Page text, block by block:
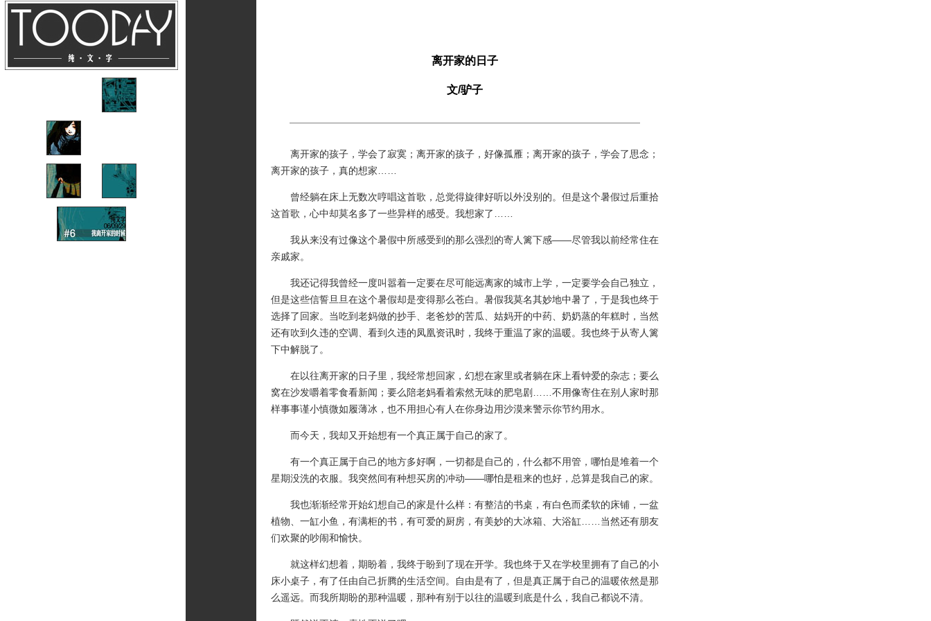
离开家的日子
文/驴子
离开家的孩子，学会了寂寞；离开家的孩子，好像孤雁；离开家的孩子，学会了思念；
离开家的孩子，真的想家……
曾经躺在床上无数次哼唱这首歌，总觉得旋律好听以外没别的。但是这个暑假过后重拾
这首歌，心中却莫名多了一些异样的感受。我想家了……
我从来没有过像这个暑假中所感受到的那么强烈的寄人篱下感——尽管我以前经常住在
亲戚家。
我还记得我曾经一度叫嚣着一定要在尽可能远离家的城市上学，一定要学会自己独立，
但是这些信誓旦旦在这个暑假却是变得那么苍白。暑假我莫名其妙地中暑了，于是我也终于
选择了回家。当吃到老妈做的抄手、老爸炒的苦瓜、姑妈开的中药、奶奶蒸的年糕时，当然
还有吹到久违的空调、看到久违的凤凰资讯时，我终于重温了家的温暖。我也终于从寄人篱
下中解脱了。
在以往离开家的日子里，我经常想回家，幻想在家里或者躺在床上看钟爱的杂志；要么
窝在沙发嚼着零食看新闻；要么陪老妈看着索然无味的肥皂剧……不用像寄住在别人家时那
样事事谨小慎微如履薄冰，也不用担心有人在你身边用沙漠来警示你节约用水。
而今天，我却又开始想有一个真正属于自己的家了。
有一个真正属于自己的地方多好啊，一切都是自己的，什么都不用管，哪怕是堆着一个
星期没洗的衣服。我突然间有种想买房的冲动——哪怕是租来的也好，总算是我自己的家。
我也渐渐经常开始幻想自己的家是什么样：有整洁的书桌，有白色而柔软的床铺，一盆
植物、一缸小鱼，有满柜的书，有可爱的厨房，有美妙的大冰箱、大浴缸……当然还有朋友
们欢聚的吵闹和愉快。
就这样幻想着，期盼着，我终于盼到了现在开学。我也终于又在学校里拥有了自己的小
床小桌子，有了任由自己折腾的生活空间。自由是有了，但是真正属于自己的温暖依然是那
么遥远。而我所期盼的那种温暖，那种有别于以往的温暖到底是什么，我自己都说不清。